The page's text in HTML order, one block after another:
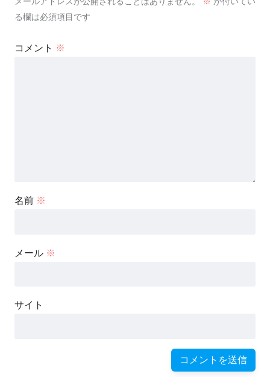
る欄は必須項目です
コメント ※
名前 ※
メール ※
サイト